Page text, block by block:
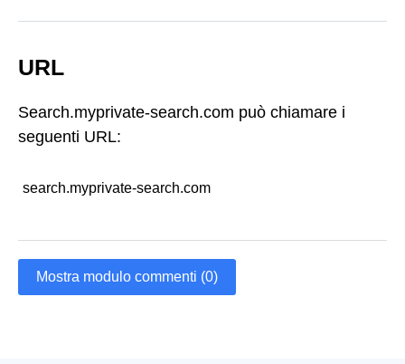
URL
Search.myprivate-search.com può chiamare i
seguenti URL:
search.myprivate-search.com
Mostra modulo commenti (0)